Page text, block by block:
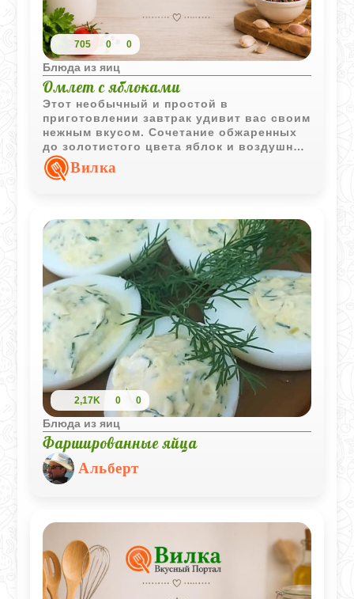
705 0 0
Блюда из яиц
Омлет с яблоками
Этот необычный и простой в
приготовлении завтрак удивит вас своим
нежным вкусом. Сочетание обжаренных
до золотистого цвета яблок и воздушной
яичной массы создает легкое, почти
десертное блюдо, которое не требует
Вилка
2,17K 0 0
Блюда из яиц
Фаршированные яйца
Альберт